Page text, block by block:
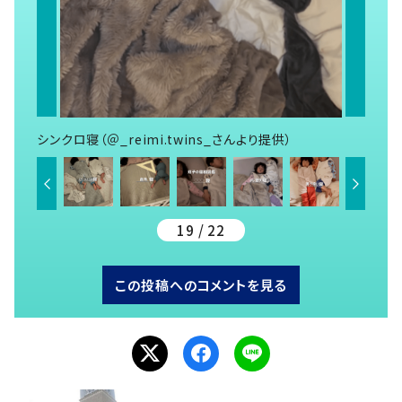
シンクロ寝（＠_reimi.twins_さんより提供）
19 / 22
この投稿へのコメントを見る